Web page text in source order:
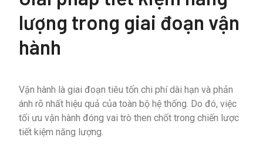
lượng trong giai đoạn vận
hành
Vận hành là giai đoạn tiêu tốn chi phí dài hạn và phản
ánh rõ nhất hiệu quả của toàn bộ hệ thống. Do đó, việc
tối ưu vận hành đóng vai trò then chốt trong chiến lược
tiết kiệm năng lượng.